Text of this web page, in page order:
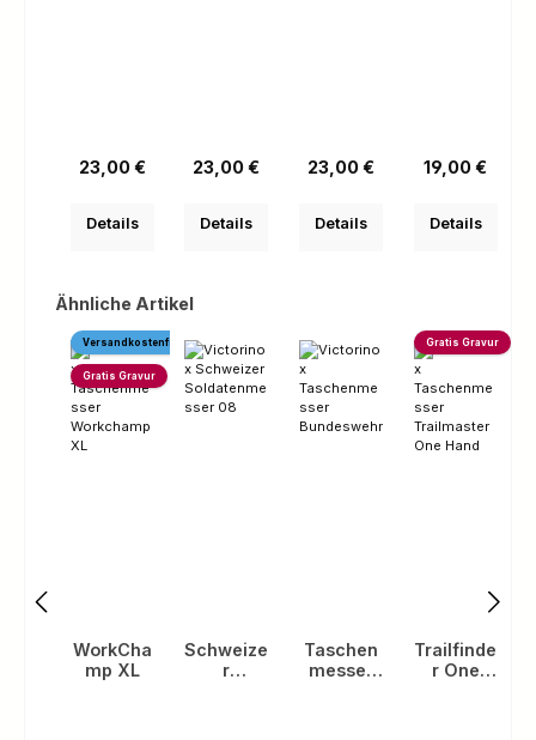
Regulärer Preis:
23,00 €
Details
Regulärer Preis:
23,00 €
Details
Regulärer Preis:
23,00 €
Details
Regulärer
19,00 €
Details
Produktgalerie überspringen
Ähnliche Artikel
Versandkostenfrei
Gratis Gravur
WorkCha
mp XL
Schweize
r
Taschen
messer
Gratis Gravur
Trailfinde
r One